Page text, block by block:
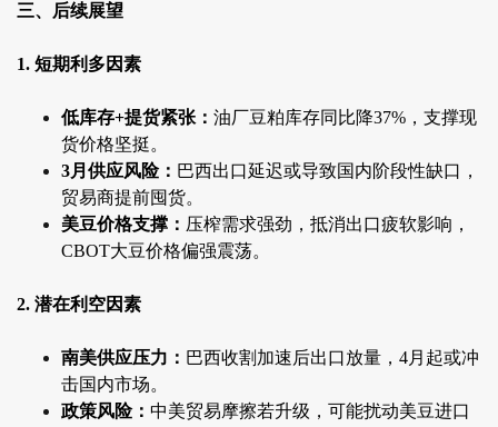
三、后续展望
1. 短期利多因素
低库存+提货紧张： 油厂豆粕库存同比降37%，支撑现
货价格坚挺。
3月供应风险： 巴西出口延迟或导致国内阶段性缺口，
贸易商提前囤货。
美豆价格支撑： 压榨需求强劲，抵消出口疲软影响，
CBOT大豆价格偏强震荡。
2. 潜在利空因素
南美供应压力： 巴西收割加速后出口放量，4月起或冲
击国内市场。
政策风险： 中美贸易摩擦若升级，可能扰动美豆进口